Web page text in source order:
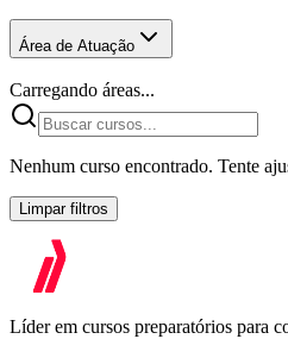
Área de Atuação
Carregando áreas...
Nenhum curso encontrado. Tente
Limpar filtros
Líder em cursos preparatórios para